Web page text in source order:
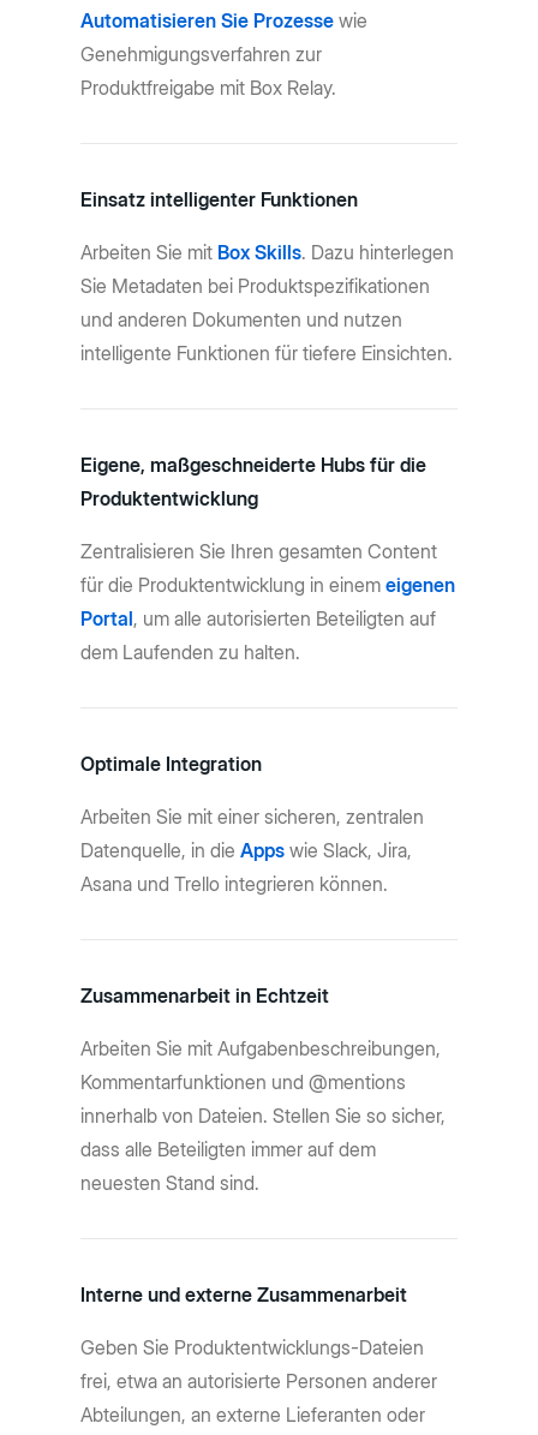
Automatisieren Sie Prozesse wie
Genehmigungsverfahren zur
Produktfreigabe mit Box Relay.
Einsatz intelligenter Funktionen
Arbeiten Sie mit Box Skills. Dazu hinterlegen
Sie Metadaten bei Produktspezifikationen
und anderen Dokumenten und nutzen
intelligente Funktionen für tiefere Einsichten.
Eigene, maßgeschneiderte Hubs für die
Produktentwicklung
Zentralisieren Sie Ihren gesamten Content
für die Produktentwicklung in einemeigenen
Portal, um alle autorisierten Beteiligten auf
dem Laufenden zu halten.
Optimale Integration
Arbeiten Sie mit einer sicheren, zentralen
Datenquelle, in dieApps wie Slack, Jira,
Asana und Trello integrieren können.
Zusammenarbeit in Echtzeit
Arbeiten Sie mit Aufgabenbeschreibungen,
Kommentarfunktionen und @mentions
innerhalb von Dateien. Stellen Sie so sicher,
dass alle Beteiligten immer auf dem
neuesten Stand sind.
Interne und externe Zusammenarbeit
Geben Sie Produktentwicklungs-Dateien
frei, etwa an autorisierte Personen anderer
Abteilungen, an externe Lieferanten oder